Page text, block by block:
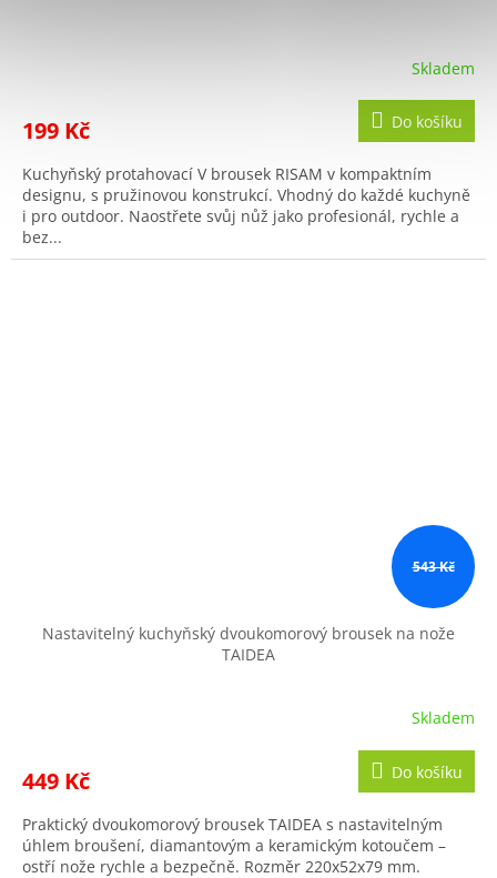
Skladem
199 Kč Do košíku
Kuchyňský protahovací V brousek RISAM v kompaktním
designu, s pružinovou konstrukcí. Vhodný do každé kuchyně
i pro outdoor. Naostřete svůj nůž jako profesionál, rychle a
bez...
543 Kč
Nastavitelný kuchyňský dvoukomorový brousek na nože
TAIDEA
Skladem
449 Kč Do košíku
Praktický dvoukomorový brousek TAIDEA s nastavitelným
úhlem broušení, diamantovým a keramickým kotoučem –
ostří nože rychle a bezpečně. Rozměr 220x52x79 mm.